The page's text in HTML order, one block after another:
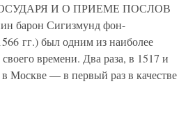
И О ПРИЕМЕ ПОСЛОВ
барон Сигизмунд фон-
гг.) был одним из наиболее
времени. Два раза, в 1517 и
Москве — в первый раз в качестве